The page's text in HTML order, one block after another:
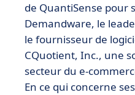
de QuantiSense pour
Demandware, le
le fournisseur de
CQuotient, Inc., une
secteur du e-
En ce qui concerne